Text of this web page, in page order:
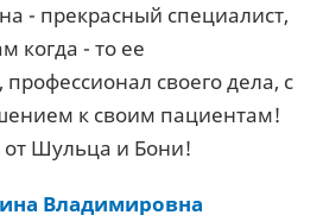
- прекрасный специалист,
когда - то ее
своего дела, с
к своим пациентам!
от Шульца и Бони!
Владимировна